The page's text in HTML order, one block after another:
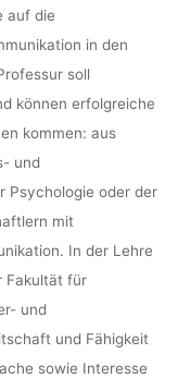
auf die
in den
soll
können erfolgreiche
kommen: aus
und
Psychologie oder der
mit
In der Lehre
Fakultät für
und
und Fähigkeit
sowie Interesse